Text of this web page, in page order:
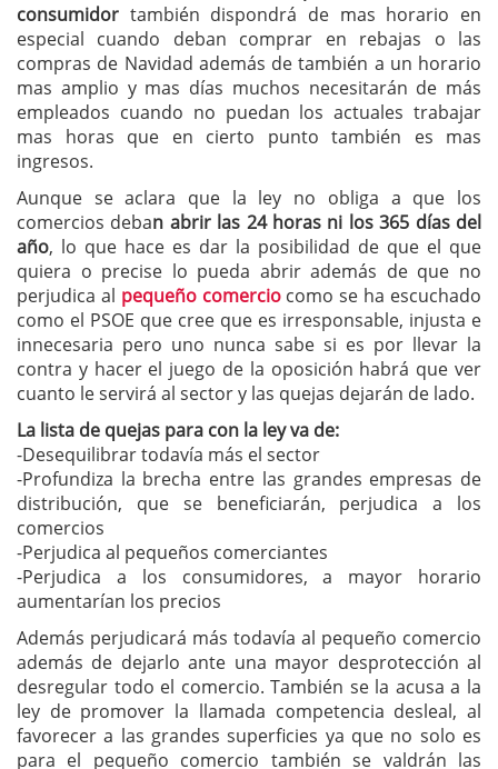
consumidor también dispondrá de mas horario en
especial cuando deban comprar en rebajas o las
compras de Navidad además de también a un horario
mas amplio y mas días muchos necesitarán de más
empleados cuando no puedan los actuales trabajar
mas horas que en cierto punto también es mas
ingresos.
Aunque se aclara que la ley no obliga a que los
comercios deban abrir las 24 horas ni los 365 días del
año, lo que hace es dar la posibilidad de que el que
quiera o precise lo pueda abrir además de que no
perjudica al pequeño comercio como se ha escuchado
como el PSOE que cree que es irresponsable, injusta e
innecesaria pero uno nunca sabe si es por llevar la
contra y hacer el juego de la oposición habrá que ver
cuanto le servirá al sector y las quejas dejarán de lado.
La lista de quejas para con la ley va de:
-Desequilibrar todavía más el sector
-Profundiza la brecha entre las grandes empresas de
distribución, que se beneficiarán, perjudica a los
comercios
-Perjudica al pequeños comerciantes
-Perjudica a los consumidores, a mayor horario
aumentarían los precios
Además perjudicará más todavía al pequeño comercio
además de dejarlo ante una mayor desprotección al
desregular todo el comercio. También se la acusa a la
ley de promover la llamada competencia desleal, al
favorecer a las grandes superficies ya que no solo es
para el pequeño comercio también se valdrán las